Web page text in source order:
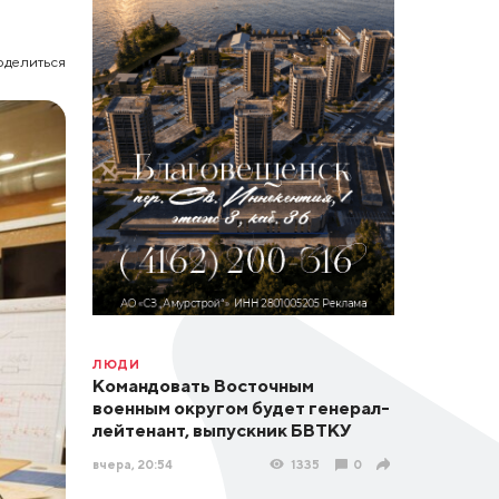
ЛЮДИ
Командовать Восточным
военным округом будет генерал-
лейтенант, выпускник БВТКУ
вчера, 20:54 1335 0